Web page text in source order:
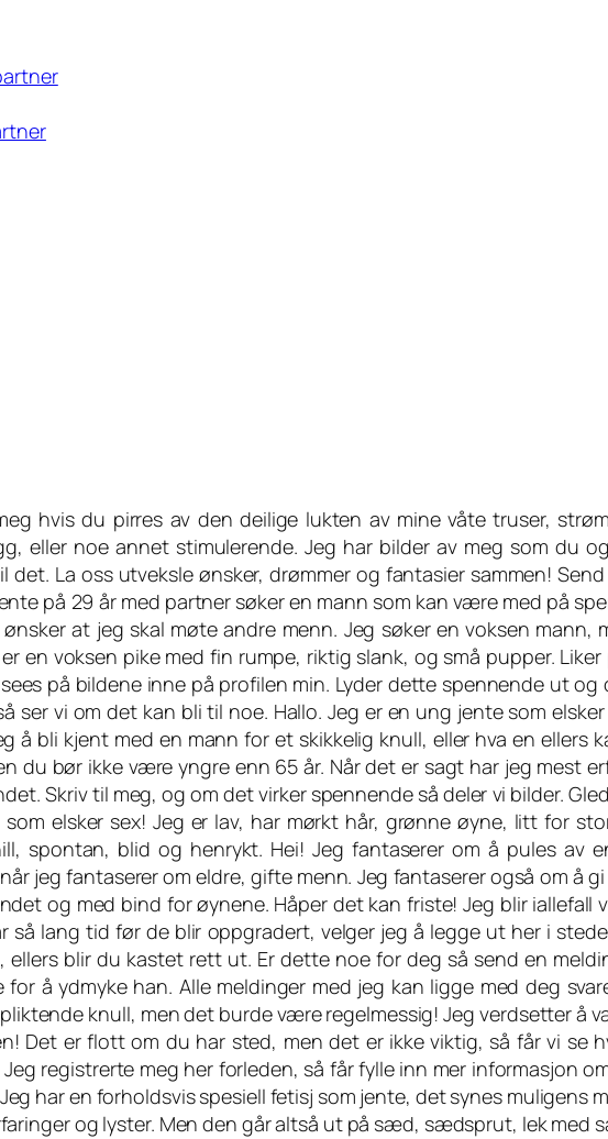
hvis du pirres av den deilige lukten av mine våte truser,
eller noe annet stimulerende. Jeg har bilder av meg som du
det. La oss utveksle ønsker, drømmer og fantasier sammen!
på 29 år med partner søker en mann som kan være med på
at jeg skal møte andre menn. Jeg søker en voksen mann,
en voksen pike med fin rumpe, riktig slank, og små pupper.
på bildene inne på profilen min. Lyder dette spennende ut
ser vi om det kan bli til noe. Hallo. Jeg er en ung jente som
å bli kjent med en mann for et skikkelig knull, eller hva en ellers
du bør ikke være yngre enn 65 år. Når det er sagt har jeg mest
Skriv til meg, og om det virker spennende så deler vi bilder.
som elsker sex! Jeg er lav, har mørkt hår, grønne øyne, litt for
spontan, blid og henrykt. Hei! Jeg fantaserer om å pules av
jeg fantaserer om eldre, gifte menn. Jeg fantaserer også om å
og med bind for øynene. Håper det kan friste! Jeg blir iallefall
lang tid før de blir oppgradert, velger jeg å legge ut her i
blir du kastet rett ut. Er dette noe for deg så send en
å ydmyke han. Alle meldinger med jeg kan ligge med deg
knull, men det burde være regelmessig! Jeg verdsetter å
Det er flott om du har sted, men det er ikke viktig, så får vi se
registrerte meg her forleden, så får fylle inn mer informasjon
har en forholdsvis spesiell fetisj som jente, det synes muligens
og lyster. Men den går altså ut på sæd, sædsprut, lek